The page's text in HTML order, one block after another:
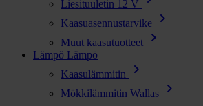
Liesituuletin 12 V
Kaasuasennustarvike chevron_right
Muut kaasutuotteet chevron_right
Lämpö Lämpö
Kaasulämmitin
chevron_right
Mökkilämmitin Wallas chevron_right